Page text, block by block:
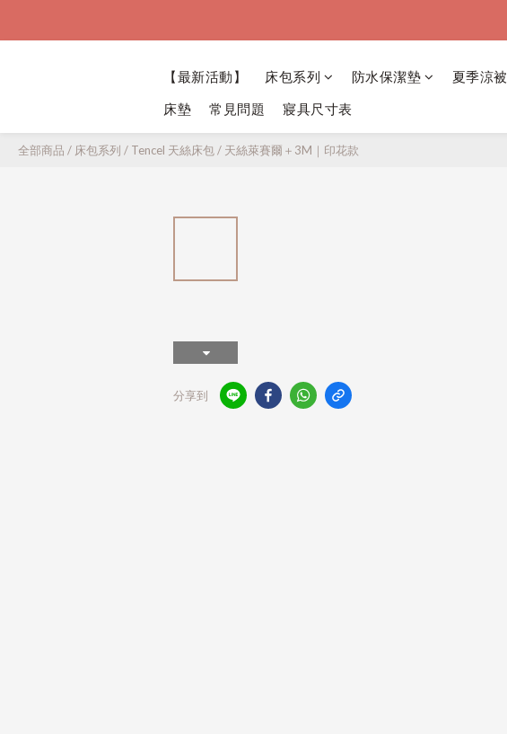
【最新活動】 床包系列 防水保潔墊 夏季涼被
床墊
常見問題 寢具尺寸表
全部商品 / 床包系列 / Tencel 天絲床包/ 天絲萊賽爾＋3M｜印花款
分享到